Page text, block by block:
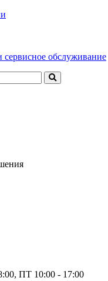
сервисное обслуживание
ПТ 10:00 - 17:00